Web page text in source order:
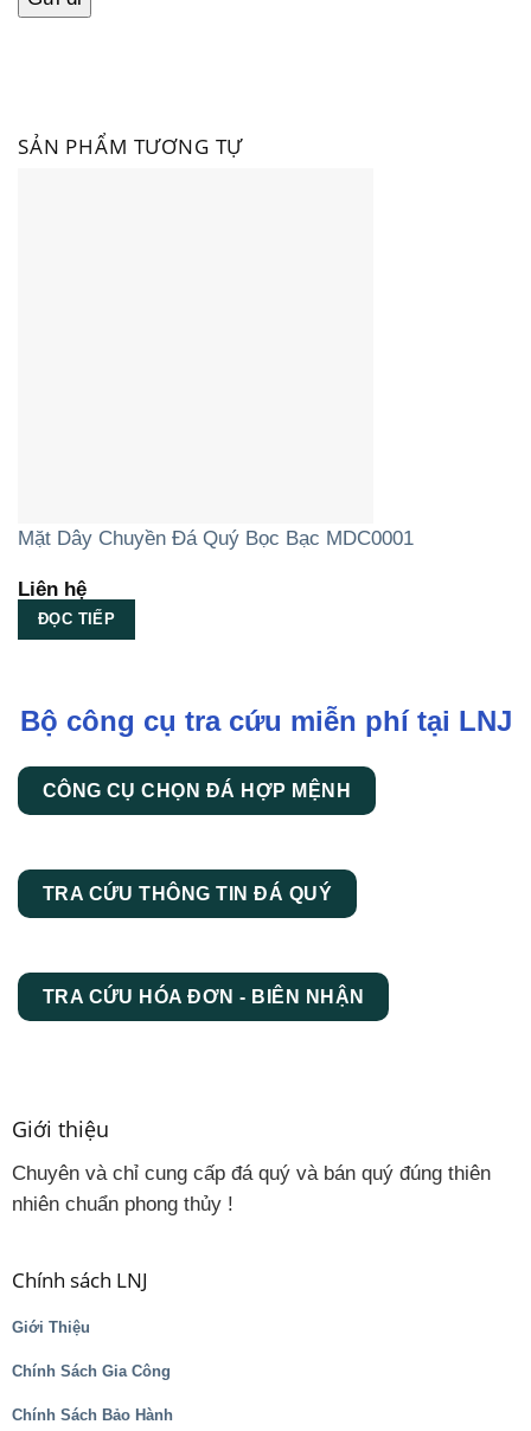
SẢN PHẨM TƯƠNG TỰ
Mặt Dây Chuyền Đá Quý Bọc Bạc MDC0001
Liên hệ
ĐỌC TIẾP
Bộ công cụ tra cứu miễn phí tại LNJ
CÔNG CỤ CHỌN ĐÁ HỢP MỆNH
TRA CỨU THÔNG TIN ĐÁ QUÝ
TRA CỨU HÓA ĐƠN - BIÊN NHẬN
Giới thiệu
Chuyên và chỉ cung cấp đá quý và bán quý đúng thiên
nhiên chuẩn phong thủy !
Chính sách LNJ
Giới Thiệu
Chính Sách Gia Công
Chính Sách Bảo Hành